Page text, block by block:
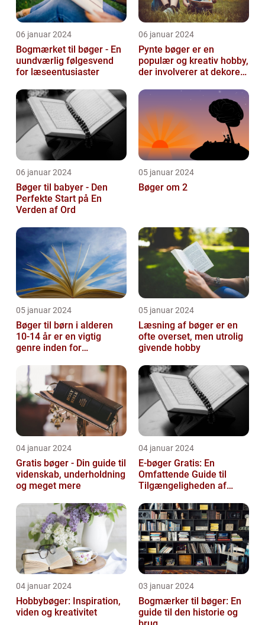
06 januar 2024
Bogmærket til bøger - En
uundværlig følgesvend
for læseentusiaster
06 januar 2024
Pynte bøger er en
populær og kreativ hobby,
der involverer at dekorere
forskellige...
06 januar 2024
Bøger til babyer - Den
Perfekte Start på En
Verden af Ord
05 januar 2024
Bøger om 2
05 januar 2024
Bøger til børn i alderen
10-14 år er en vigtig
genre inden for
afgørend...
05 januar 2024
Læsning af bøger er en
ofte overset, men utrolig
givende hobby
04 januar 2024
Gratis bøger - Din guide til
videnskab, underholdning
og meget mere
04 januar 2024
E-bøger Gratis: En
Omfattende Guide til
Tilgængeligheden af
04 januar 2024
Hobbybøger: Inspiration,
viden og kreativitet
03 januar 2024
Bogmærker til bøger: En
guide til den historie og